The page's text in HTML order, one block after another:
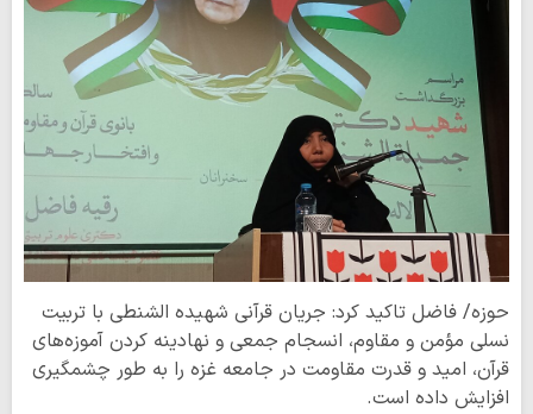
حوزه/ فاضل تاکید کرد: جریان قرآنی شهیده الشنطی با تربیت
نسلی مؤمن و مقاوم، انسجام جمعی و نهادینه کردن آموزه‌های
قرآن، امید و قدرت مقاومت در جامعه غزه را به طور چشمگیری
افزایش داده است.